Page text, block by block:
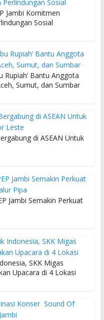
Jambi Komitmen
Sosial
Rupiah’ Bantu Anggota
Sumut, dan Sumbar
di ASEAN Untuk
Jambi Semakin Perkuat
SKK Migas
Upacara di 4 Lokasi